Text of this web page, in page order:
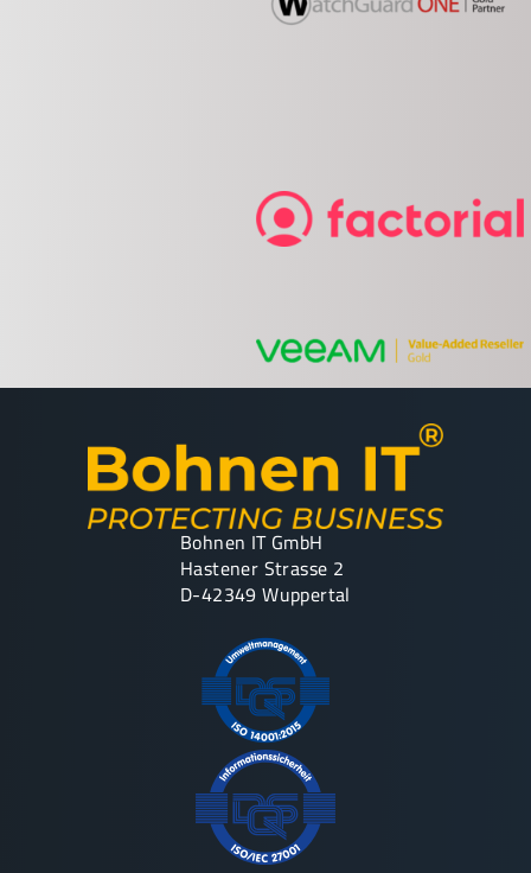
Bohnen IT GmbH
Hastener Strasse 2
D-42349 Wuppertal